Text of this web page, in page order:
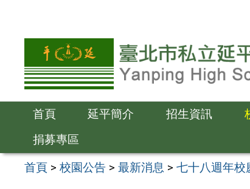
容
首頁 延平簡介 招生資訊
捐募專區
首頁 >校園公告 >最新消息 >七十八週年